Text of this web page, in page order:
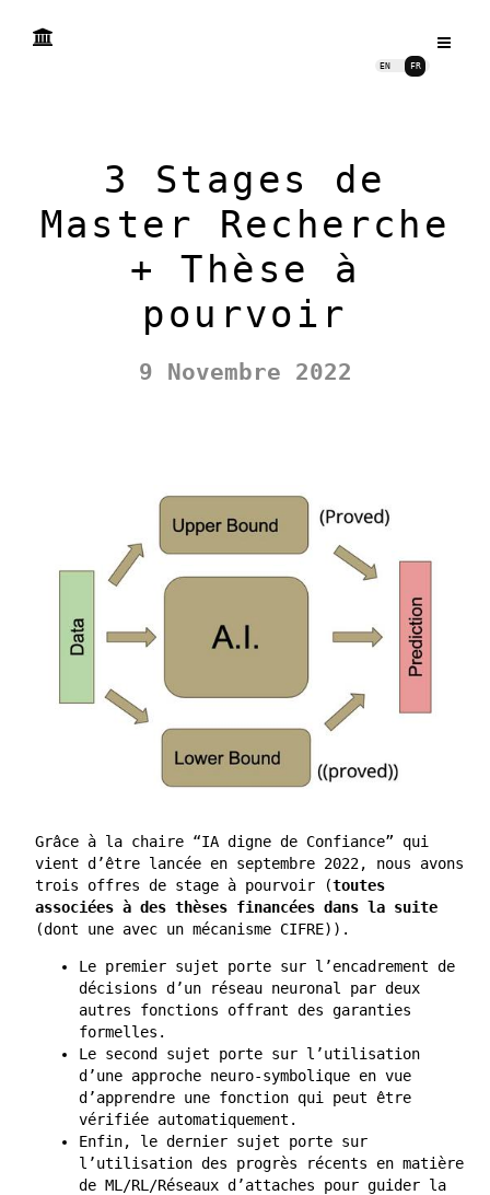
EN FR
3 Stages de
Master Recherche
+ Thèse à
pourvoir
9 Novembre 2022
Grâce à la chaire “IA digne de Confiance” qui
vient d’être lancée en septembre 2022, nous avons
trois offres de stage à pourvoir (toutes
associées à des thèses financées dans la suite
(dont une avec un mécanisme CIFRE)).
Le premier sujet porte sur l’encadrement de
décisions d’un réseau neuronal par deux
autres fonctions offrant des garanties
formelles.
Le second sujet porte sur l’utilisation
d’une approche neuro-symbolique en vue
d’apprendre une fonction qui peut être
vérifiée automatiquement.
Enfin, le dernier sujet porte sur
l’utilisation des progrès récents en matière
de ML/RL/Réseaux d’attaches pour guider la